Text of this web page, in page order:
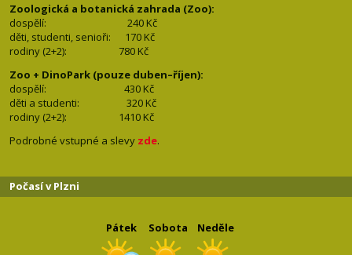
Zoologická a botanická zahrada (Zoo):
dospělí:
240 Kč
děti, studenti, senioři: 170 Kč
rodiny (2+2): 780 Kč
Zoo + DinoPark (pouze duben–říjen):
dospělí: 430 Kč
děti a studenti: 320 Kč
rodiny (2+2): 1410 Kč
Podrobné vstupné a slevy zde.
Počasí v Plzni
Pátek Sobota Neděle